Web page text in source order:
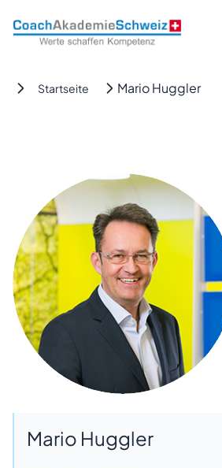
CoachAkademieSchweiz
Startseite Mario Huggler
Mario Huggler